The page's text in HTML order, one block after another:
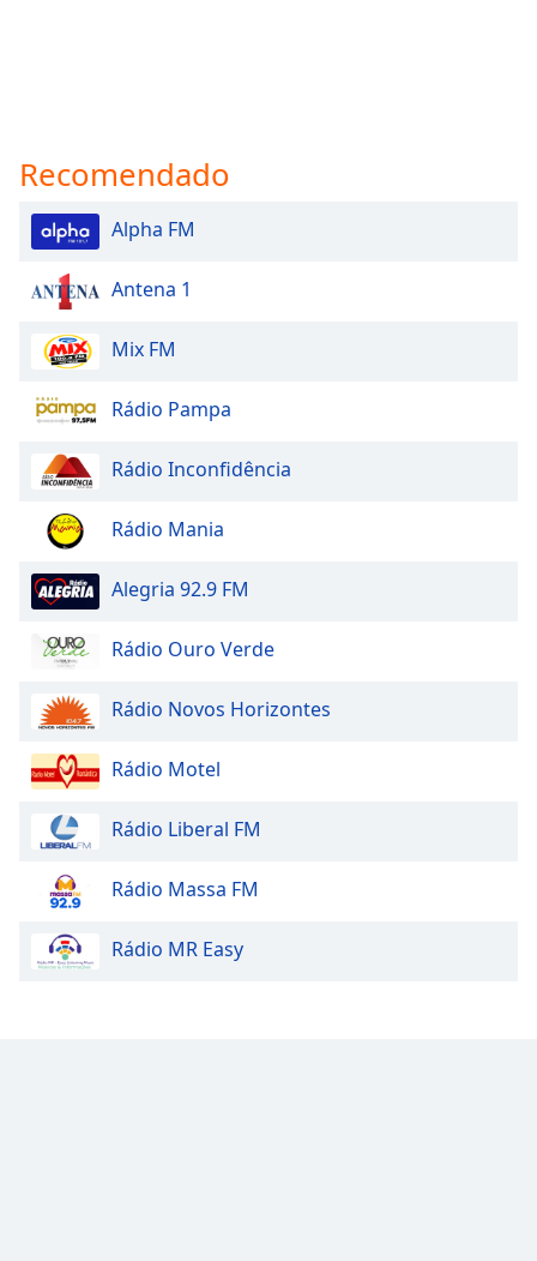
Recomendado
Alpha FM
Antena 1
Mix FM
Rádio Pampa
Rádio Inconfidência
Rádio Mania
Alegria 92.9 FM
Rádio Ouro Verde
Rádio Novos Horizontes
Rádio Motel
Rádio Liberal FM
Rádio Massa FM
Rádio MR Easy